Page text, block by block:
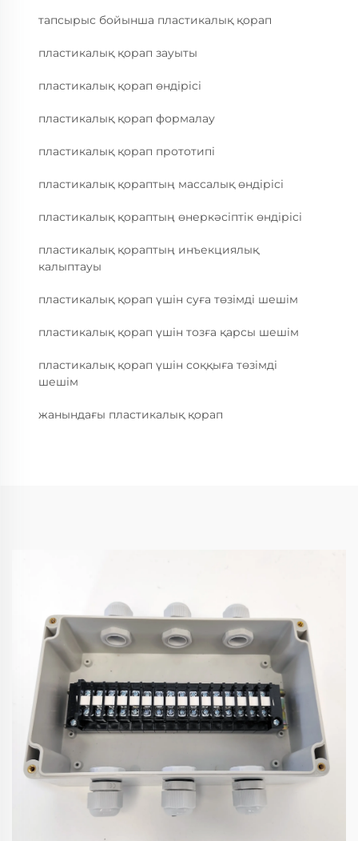
тапсырыс бойынша пластикалық қорап
пластикалық қорап зауыты
пластикалық қорап өндірісі
пластикалық қорап формалау
пластикалық қорап прототипі
пластикалық қораптың массалық өндірісі
пластикалық қораптың өнеркәсіптік өндірісі
пластикалық қораптың инъекциялық
калыптауы
пластикалық қорап үшін суға төзімді шешім
пластикалық қорап үшін тозға қарсы шешім
пластикалық қорап үшін соққыға төзімді
шешім
жанындағы пластикалық қорап